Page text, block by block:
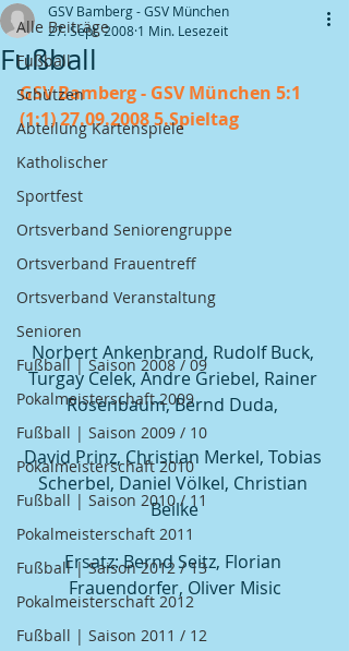
Alle Beiträge
Fußball
Schützen
Abteilung Kartenspiele
Katholischer
Sportfest
Ortsverband Seniorengruppe
Ortsverband Frauentreff
Ortsverband Veranstaltung
Senioren
Fußball | Saison 2008 / 09
Pokalmeisterschaft 2009
Fußball | Saison 2009 / 10
Pokalmeisterschaft 2010
Fußball | Saison 2010 / 11
Pokalmeisterschaft 2011
Fußball | Saison 2012 / 13
Pokalmeisterschaft 2012
Fußball | Saison 2011 / 12
Fußball
GSV Bamberg - GSV München
27. Sept. 2008 1 Min. Lesezeit
GSV Bamberg - GSV München 5:1
(1:1) 27.09.2008 5.Spieltag
Norbert Ankenbrand, Rudolf Buck,
Turgay Celek, Andre Griebel, Rainer
Rosenbaum, Bernd Duda,
David Prinz, Christian Merkel, Tobias
Scherbel, Daniel Völkel, Christian
Beilke
Ersatz: Bernd Seitz, Florian
Frauendorfer, Oliver Misic